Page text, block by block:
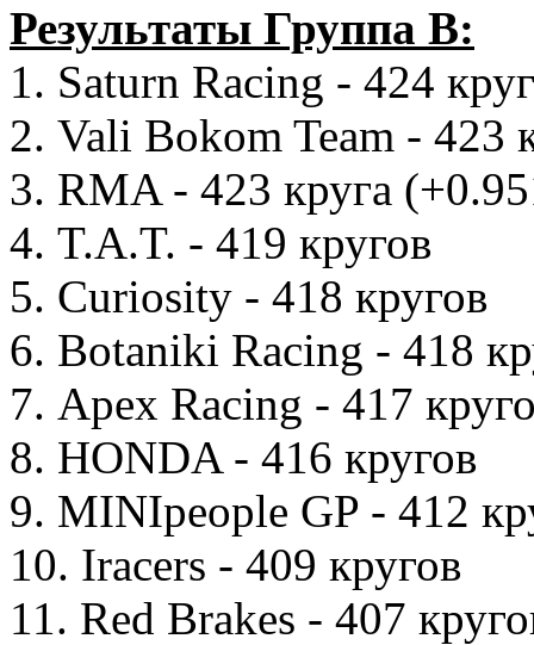
Результаты Группа В:
1. Saturn Racing - 424
2. Vali Bokom Team - 423
3. RMA - 423 круга
4. T.A.T. - 419 кругов
5. Curiosity - 418 кругов
6. Botaniki Racing - 418
7. Apex Racing - 417
8. HONDA - 416 кругов
9. MINIpeople GP - 412
10. Iracers - 409 кругов
11. Red Brakes - 407